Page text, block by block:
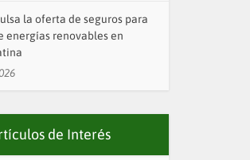
la oferta de seguros para
energías renovables en
de Interés